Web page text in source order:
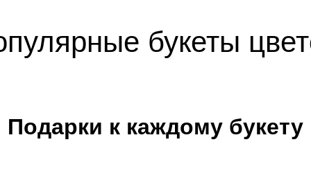
букеты
Подарки к каждому букету